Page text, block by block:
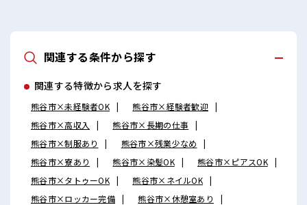
関連する条件から探す
関連する特徴から求人を探す
熊谷市×未経験者OK
熊谷市×経験者歓迎
熊谷市×高収入
熊谷市×長期の仕事
熊谷市×制服あり
熊谷市×残業少なめ
熊谷市×寮あり
熊谷市×染髪OK
熊谷市×ピアスOK
熊谷市×タトゥーOK
熊谷市×ネイルOK
熊谷市×ロッカー完備
熊谷市×休憩室あり